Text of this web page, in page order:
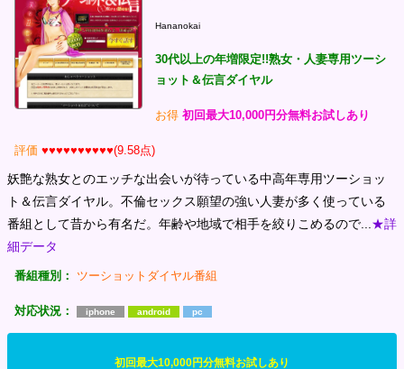
Hananokai
30代以上の年増限定!!熟女・人妻専用ツーシ
ョット＆伝言ダイヤル
お得 初回最大10,000円分無料お試しあり
評価 ♥♥♥♥♥♥♥♥♥♥(9.58点)
妖艶な熟女とのエッチな出会いが待っている中高年専用ツーショッ
ト＆伝言ダイヤル。不倫セックス願望の強い人妻が多く使っている
番組として昔から有名だ。年齢や地域で相手を絞りこめるので... ★詳
細データ
番組種別： ツーショットダイヤル番組
対応状況： iphone android pc
初回最大10,000円分無料お試しあり